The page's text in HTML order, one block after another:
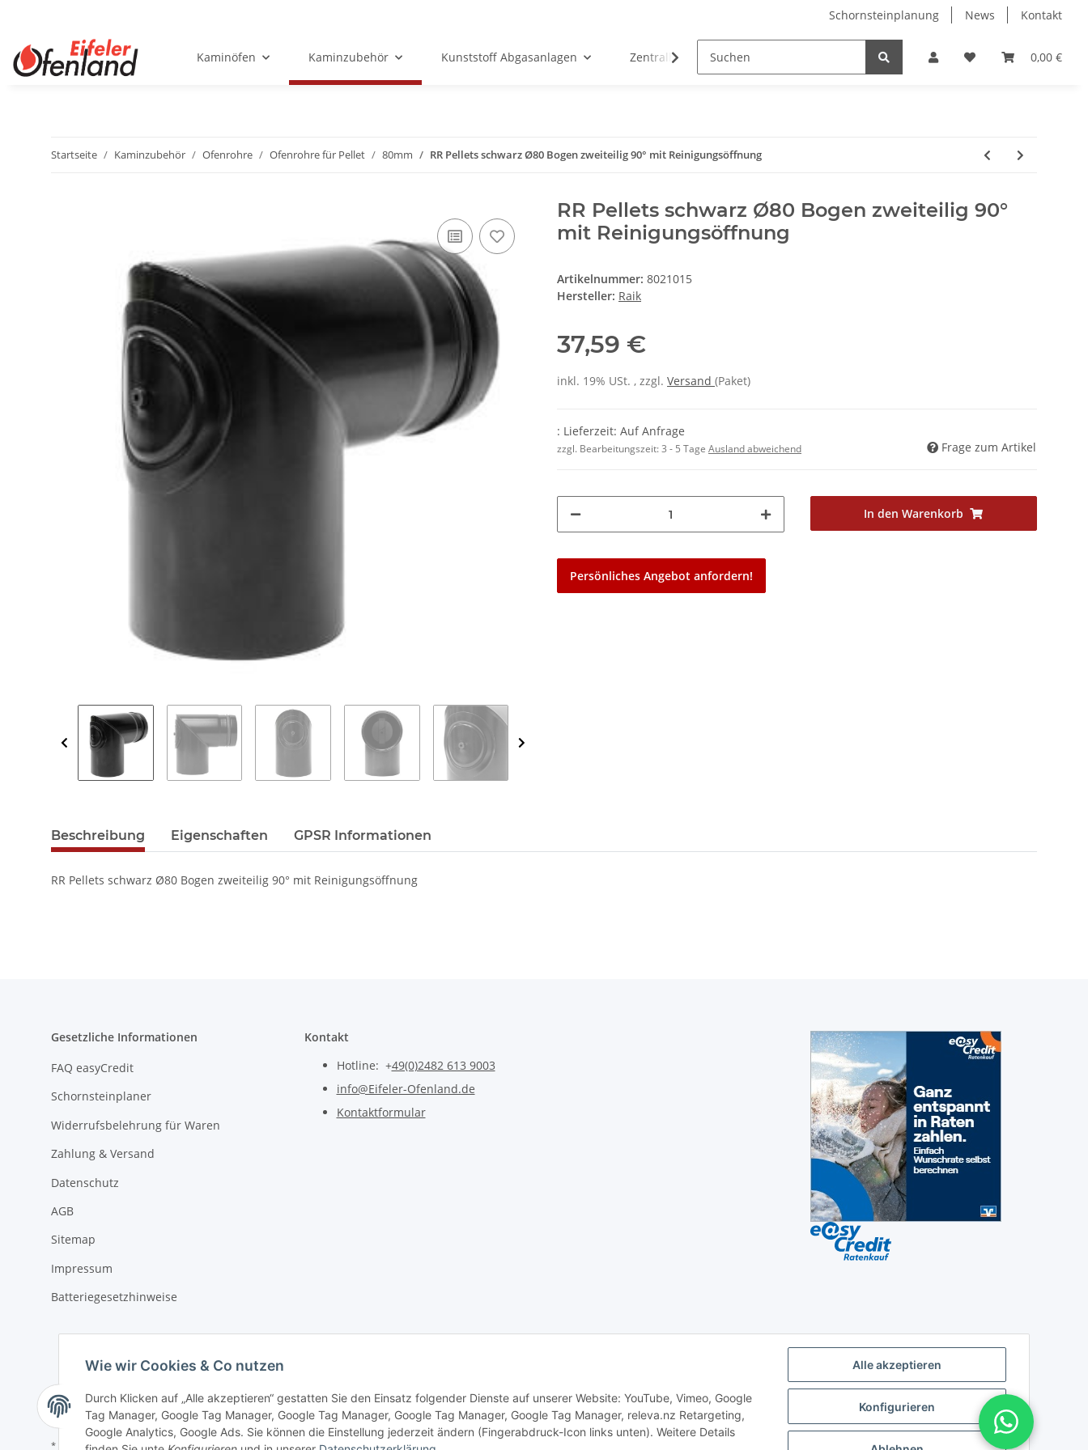
Schornsteinplanung News Kontakt
0,00 €
Kaminöfen Kaminzubehör Kunststoff Abgasanlagen Zentralheizungen
Startseite Kaminzubehör Ofenrohre Ofenrohre für Pellet 80mm RR Pellets schwarz Ø80 Bogen zweiteilig 90° mit Reinigungsöffnung
RR Pellets schwarz Ø80 Bogen zweiteilig 90°
mit Reinigungsöffnung
Artikelnummer: 8021015
Hersteller: Raik
37,59 €
inkl. 19% USt. , zzgl. Versand (Paket)
: Lieferzeit: Auf Anfrage
zzgl. Bearbeitungszeit:3 - 5 Tage Ausland abweichend Frage zum Artikel
In den Warenkorb
Persönliches Angebot anfordern!
Beschreibung Eigenschaften GPSR Informationen
RR Pellets schwarz Ø80 Bogen zweiteilig 90° mit Reinigungsöffnung
Gesetzliche Informationen
FAQ easyCredit
Schornsteinplaner
Widerrufsbelehrung für Waren
Zahlung & Versand
Datenschutz
AGB
Sitemap
Impressum
Batteriegesetzhinweise
Kontakt
Hotline: +49(0)2482 613 9003
info@Eifeler-Ofenland.de
Kontaktformular
* Alle Preise inkl. gesetzlicher USt., zzgl.Versand
Wie wir Cookies & Co nutzen
Durch Klicken auf „Alle akzeptieren“ gestatten Sie den Einsatz folgender Dienste auf unserer Website: YouTube, Vimeo, Google
Tag Manager, Google Tag Manager, Google Tag Manager, Google Tag Manager, Google Tag Manager, releva.nz Retargeting,
Google Analytics, Google Ads. Sie können die Einstellung jederzeit ändern (Fingerabdruck-Icon links unten). Weitere Details
Alle akzeptieren
Konfigurieren